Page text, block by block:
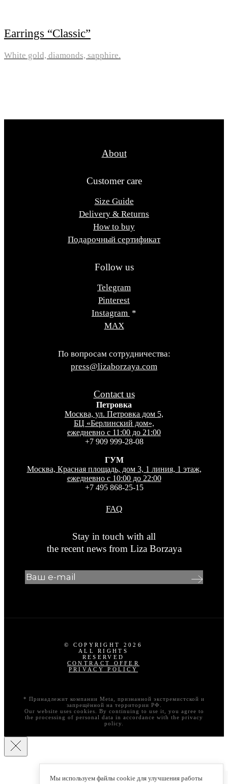
Earrings “Classic”
White gold, diamonds, sapphire.
About
Customer care
Size Guide
Delivery & Returns
How to buy
Подарочный сертификат
Follow us
Telegram
Pinterest
Instagram *
MAX
По вопросам сотрудничества:
press@lizaborzaya.com
Contact us
Петровка
Москва, ул. Петровка дом 5,
БЦ «Берлинский дом»,
ежедневно с 11:00 до 21:00
+7 909 999-28-08
ГУМ
Москва, Красная площадь, дом 3, 1 линия, 1 этаж,
ежедневно с 10:00 до 22:00
+7 495 868-25-15
FAQ
Stay in touch with all
the recent news from Liza Borzaya
© COPYRIGHT 2026
ALL RIGHTS
RESERVED
CONTRACT OFFER
PRIVACY POLICY
* Принадлежит компании Meta, признанной экстремистской и
запрещённой на территории РФ.
Our website uses cookies. By continuing to use it, you agree to
the processing of personal data in accordance with the privacy
policy.
Мы используем файлы cookie для улучшения работы